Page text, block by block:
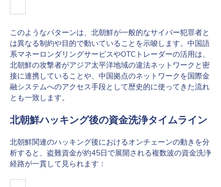
このようなパターンは、北朝鮮が一般的なサイバー犯罪者と
は異なる制約や目的で動いていることを示唆します。中国語
系マネーロンダリングサービスやOTCトレーダーの活用は、
北朝鮮の攻撃者がアジア太平洋地域の違法ネットワークと密
接に連携していることや、中国拠点のネットワークを国際金
融システムへのアクセス手段として歴史的に使ってきた流れ
とも一致します。
北朝鮮ハッキング後の資金洗浄タイムライン
北朝鮮関連のハッキング後におけるオンチェーンの動きを分
析すると、盗難資金が約45日で展開される複数波の資金洗浄
経路が一貫して見られます：